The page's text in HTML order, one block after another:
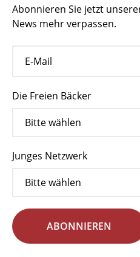
Abonnieren Sie jetzt
News mehr verpassen.
Die Freien Bäcker
Junges Netzwerk
ABONNIEREN